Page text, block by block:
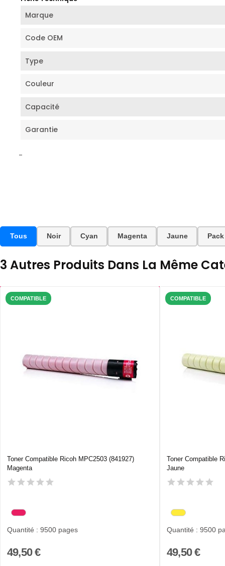
Marque
Code OEM
Type
Couleur
Capacité
Garantie
-
Tous Noir Cyan Magenta Jaune Pack
3 Autres Produits Dans La Même
COMPATIBLE
Toner Compatible Ricoh MPC2503 (841927)
Magenta
Quantité : 9500 pages
49,50 €
COMPATIBLE
Toner Compatible
Jaune
Quantité : 9500
49,50 €